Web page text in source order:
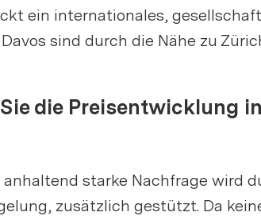
ein internationales,
sind durch die Nähe zu
die Preisentwicklung
anhaltend starke Nachfrage wird
zusätzlich gestützt. Da